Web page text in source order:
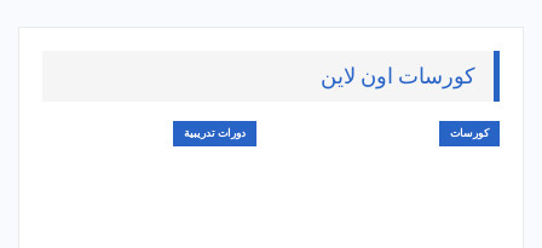
كورسات اون لاين
كورسات دورات تدريبية